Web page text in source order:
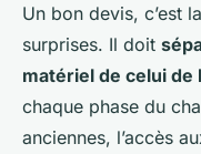
Un bon devis, c’est
surprises. Il doit
matériel de celui de
chaque phase du
anciennes, l’accès